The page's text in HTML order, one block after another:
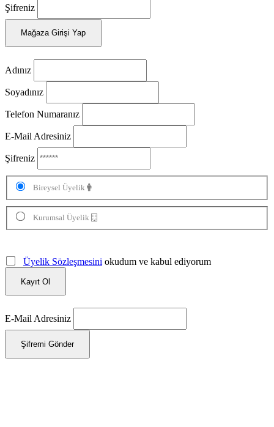
Şifreniz
Mağaza Girişi Yap
Adınız
Soyadınız
Telefon Numaranız
E-Mail Adresiniz
Şifreniz
Bireysel Üyelik
Kurumsal Üyelik
Üyelik Sözleşmesini okudum ve kabul ediyorum
Kayıt Ol
E-Mail Adresiniz
Şifremi Gönder